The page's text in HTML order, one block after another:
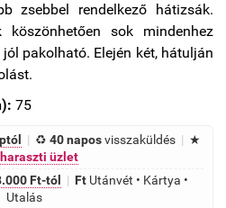
zsebbel rendelkező hátizsák.
köszönhetően sok mindenhez
pakolható. Elején két, hátulján
75
| ♻ 40 naposvisszaküldés | ★
üzlet
Ft-tól | FtUtánvét • Kártya •
Utalás